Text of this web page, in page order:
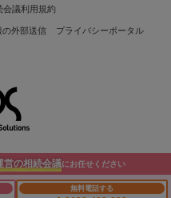
営の相続会議にお任せください
無料電話する
会議利用規約
の外部送信 プライバシーポータル
All Rights Reserved.